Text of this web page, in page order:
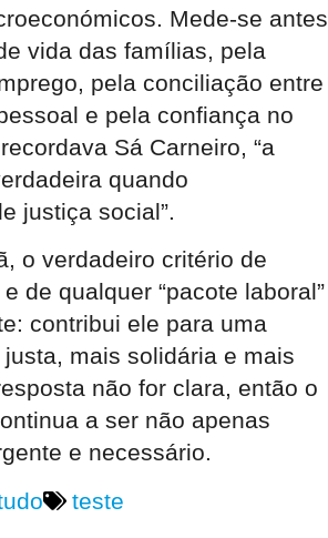
Mede-se antes
vida das famílias, pela
pela conciliação entre
e pela confiança no
Sá Carneiro, “a
quando
justiça social”.
o verdadeiro critério de
de qualquer “pacote laboral”
contribui ele para uma
mais solidária e mais
não for clara, então o
a ser não apenas
e necessário.
teste